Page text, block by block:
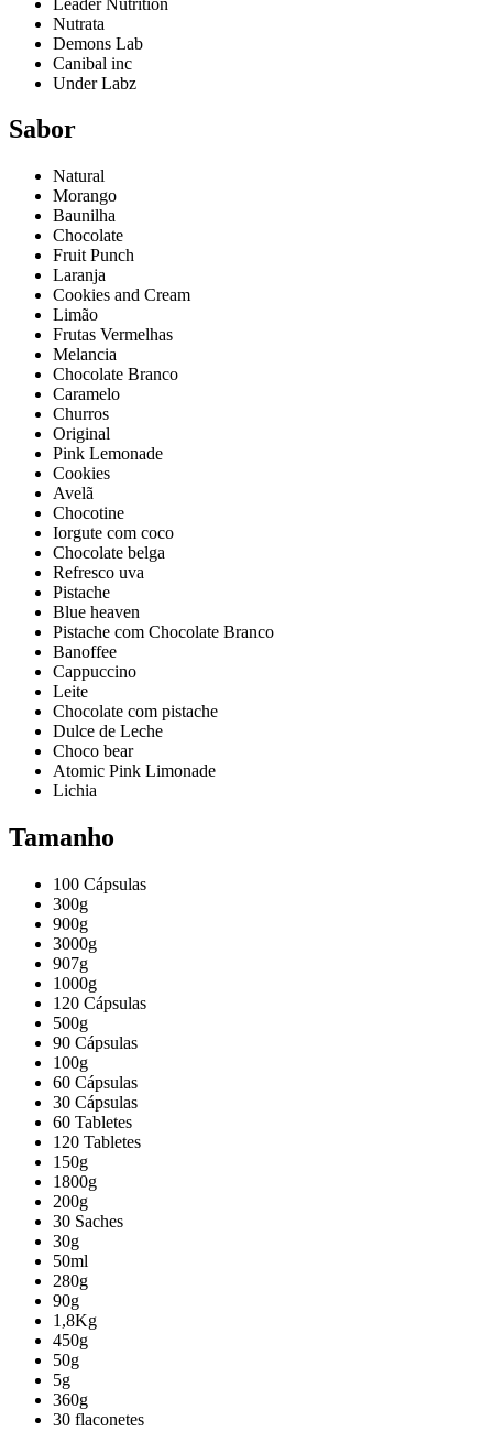
Nutrata
Demons Lab
Canibal inc
Under Labz
Sabor
Natural
Morango
Baunilha
Chocolate
Fruit Punch
Laranja
Cookies and Cream
Limão
Frutas Vermelhas
Melancia
Chocolate Branco
Caramelo
Churros
Original
Pink Lemonade
Cookies
Avelã
Chocotine
Iorgute com coco
Chocolate belga
Refresco uva
Pistache
Blue heaven
Pistache com Chocolate Branco
Banoffee
Cappuccino
Leite
Chocolate com pistache
Dulce de Leche
Choco bear
Atomic Pink Limonade
Lichia
Tamanho
100 Cápsulas
300g
900g
3000g
907g
1000g
120 Cápsulas
500g
90 Cápsulas
100g
60 Cápsulas
30 Cápsulas
60 Tabletes
120 Tabletes
150g
1800g
200g
30 Saches
30g
50ml
280g
90g
1,8Kg
450g
50g
5g
360g
30 flaconetes